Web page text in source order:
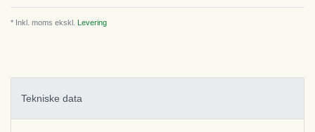
* Inkl. moms ekskl. Levering
Tekniske data